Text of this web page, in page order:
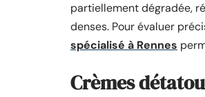
partiellement dégradée,
denses. Pour évaluer
spécialisé à Rennes
Crèmes